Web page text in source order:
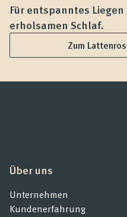
Für entspanntes Liegen
erholsamen Schlaf.
Zum
Über uns
Unternehmen
Kundenerfahrung